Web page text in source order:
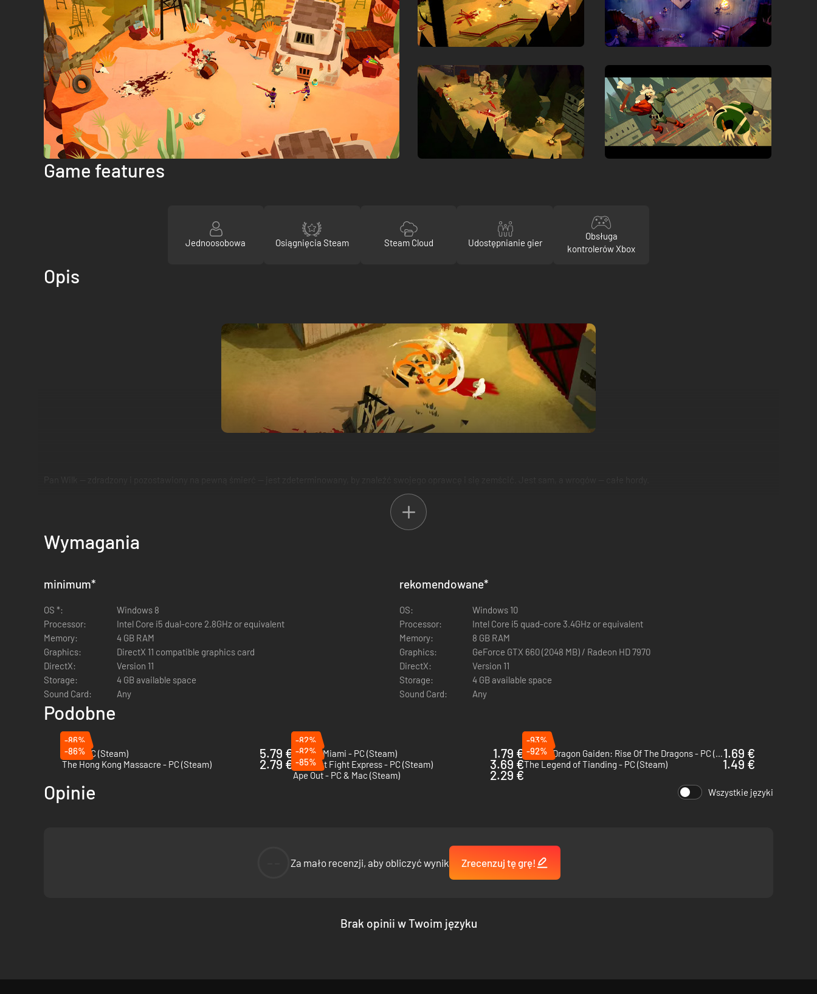
Game features
Jednoosobowa Osiągnięcia Steam Steam Cloud Udostępnianie gier
Obsługa
kontrolerów Xbox
Opis
Na szczęście w Bloodroots, pełnej emocji grze akcji rozgrywającej się na Dziwnym Zachodzie, bronią jest cały świat. Wykonuj spektakularne, niezwykle brutalne kombinacje ataków za
pomocą siekier, drabin, a nawet... marchwi. Improwizuj lub giń. Doprowadź Pana Wilka do rozwiązania tajemnicy. Dlaczego go zdradzono?
Przedzieraj się przez mnóstwo oryginalnych poziomów: od mroźnych lasów po wysokie górskie szczyty.
Wymagania
minimum*
OS *:
Windows 8
Processor:
Intel Core i5 dual-core 2.8GHz or equivalent
Memory:
4 GB RAM
Graphics:
DirectX 11 compatible graphics card
DirectX:
Version 11
Storage:
4 GB available space
Sound Card:
Any
rekomendowane*
OS:
Windows 10
Processor:
Intel Core i5 quad-core 3.4GHz or equivalent
Memory:
8 GB RAM
Graphics:
GeForce GTX 660 (2048 MB) / Radeon HD 7970
DirectX:
Version 11
Storage:
4 GB available space
Sound Card:
Any
Podobne
-86%
Sifu - PC (Steam)
5.79 €
-82%
Hotline Miami - PC (Steam)
1.79 €
-93%
Double Dragon Gaiden: Rise Of The Dragons - PC (Steam)1.69 €
-86%
The Hong Kong Massacre - PC (Steam)
2.79 €
-82%
Midnight Fight Express - PC (Steam)
3.69 €
-92%
The Legend of Tianding - PC (Steam)
1.49 €
-85%
Ape Out - PC & Mac (Steam)
2.29 €
Opinie Wszystkie języki
Za mało recenzji, aby obliczyć wynik Zrecenzuj tę grę!
Brak opinii w Twoim języku